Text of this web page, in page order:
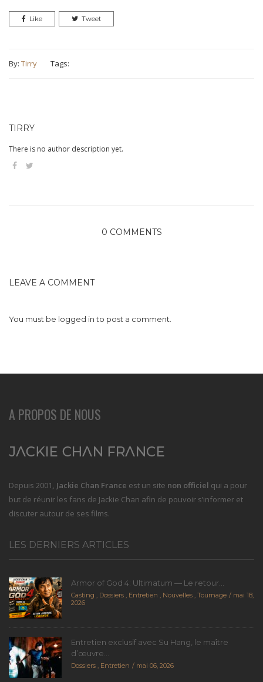
Like Tweet
By: Tirry Tags:
TIRRY
There is no author description yet.
0 COMMENTS
LEAVE A COMMENT
You must be logged into post a comment.
A PROPOS DE NOUS
Depuis 2001, Jackie Chan France est un site non officiel qui a pour
but de réunir les fans de Jackie Chan afin de pouvoir s’informer et
discuter autour de ses films.
LES DERNIERS ARTICLES
Armor of God 4: Ultimatum — Le retour...
Casting , Dossiers , Entretien , Nouvelles , Tournage
mai 18,
2026
Entretien exclusif avec Su Hang, le maître
d’œuvre...
Dossiers , Entretien mai 06, 2026